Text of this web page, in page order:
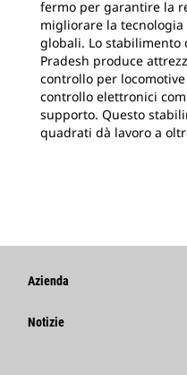
fermo per garantire la
migliorare la
globali. Lo stabilimento
Pradesh produce
controllo per
controllo elettronici
supporto. Questo
quadrati dà lavoro a
Azienda
Strategia
Notizie